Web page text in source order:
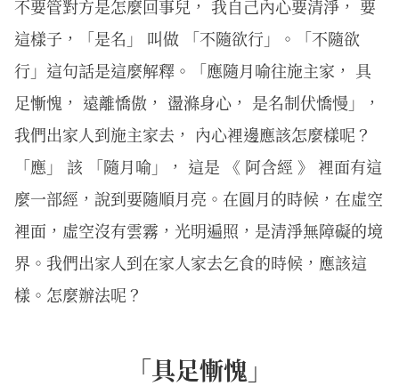
不要管對方是怎麼回事兒， 我自己內心要清淨， 要
這樣子，「是名」 叫做 「不隨欲行」。「不隨欲
行」這句話是這麼解釋。「應隨月喻往施主家， 具
足慚愧， 遠離憍傲， 盪滌身心， 是名制伏憍慢」，
我們出家人到施主家去， 內心裡邊應該怎麼樣呢？
「應」 該 「隨月喻」， 這是 《 阿含經 》 裡面有這
麼一部經，說到要隨順月亮。在圓月的時候，在虛空
裡面，虛空沒有雲霧，光明遍照，是清淨無障礙的境
界。我們出家人到在家人家去乞食的時候，應該這
樣。怎麼辦法呢？
「具足慚愧」